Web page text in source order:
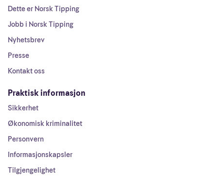
Dette er Norsk Tipping
Jobb i Norsk Tipping
Nyhetsbrev
Presse
Kontakt oss
Praktisk informasjon
Sikkerhet
Økonomisk kriminalitet
Personvern
Informasjonskapsler
Tilgjengelighet